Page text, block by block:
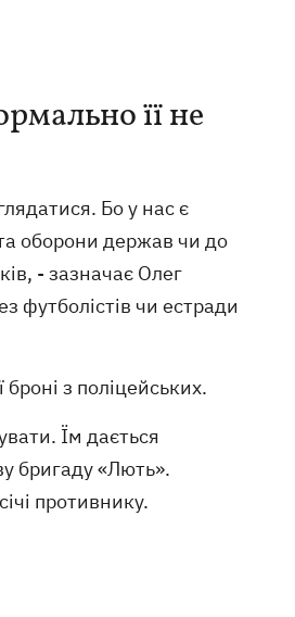
її не
Бо у нас є
оборони держав чи до
- зазначає Олег
футболістів чи естради
з поліцейських.
Їм дається
бригаду «Лють».
противнику.